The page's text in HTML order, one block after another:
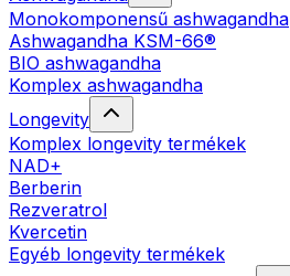
Monokomponensű ashwagandha
Ashwagandha KSM-66®
BIO ashwagandha
Komplex ashwagandha
Longevity
Komplex longevity termékek
NAD+
Berberin
Rezveratrol
Kvercetin
Egyéb longevity termékek